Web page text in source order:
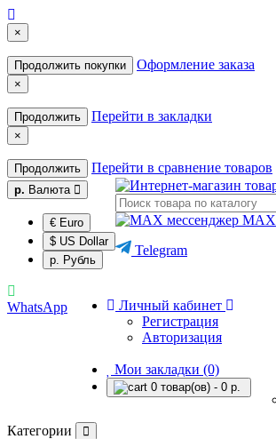
×
Продолжить покупки Оформление заказа
×
Продолжить Перейти в закладки
×
Продолжить Перейти в сравнение товаров
р. Валюта
€ Euro
$ US Dollar
р. Рубль
Личный кабинет
Регистрация
Авторизация
Мои закладки (0)
0 товар(ов) - 0 р.
MAX
Telegram
WhatsApp
Категории